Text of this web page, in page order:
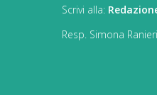
Scrivi alla:
Resp. Simona Ranieri